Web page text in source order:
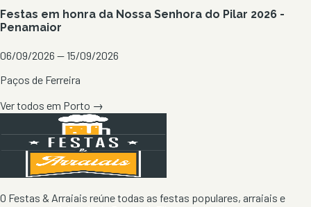
Festas em honra da Nossa Senhora do Pilar 2026 -
Penamaior
06/09/2026 — 15/09/2026
Paços de Ferreira
Ver todos em Porto →
O Festas & Arraiais reúne todas as festas populares, arraiais e